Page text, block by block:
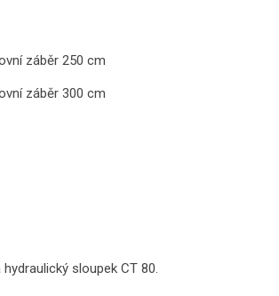
záběr 250 cm
záběr 300 cm
sloupek CT 80.